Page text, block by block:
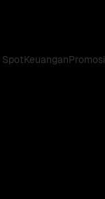
SpotKeuanganPromosi